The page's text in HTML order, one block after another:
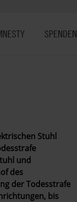
SPENDEN
Stuhl
und
des
der Todesstrafe
bis